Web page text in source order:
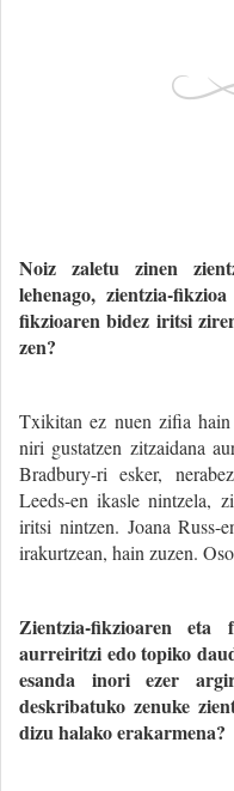
Noiz zaletu zinen
lehenago, zientzia-
fikzioaren bidez iritsi
zen?
Txikitan ez nuen zifia
niri gustatzen zitzaidana
Bradbury-ri esker,
Leeds-en ikasle nintzela,
iritsi nintzen. Joana Russ-
irakurtzean, hain zuzen.
Zientzia-fikzioaren eta
aurreiritzi edo topiko
esanda inori ezer
deskribatuko zenuke
dizu halako erakarmena?